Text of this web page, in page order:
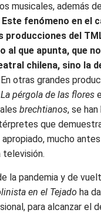
musicales, además
Este fenómeno en el
producciones del
al que apunta, que
chilena, sino la
En otras grandes
La pérgola de las flores
brechtianos, se
que
mucho
televisión.
la pandemia y de
en el Tejado ha
para alcanzar el